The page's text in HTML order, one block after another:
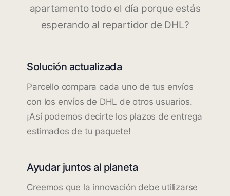
apartamento todo el día porque estás
esperando al repartidor de DHL?
Solución actualizada
Parcello compara cada uno de tus envíos
con los envíos de DHL de otros usuarios.
¡Así podemos decirte los plazos de entrega
estimados de tu paquete!
Ayudar juntos al planeta
Creemos que la innovación debe utilizarse